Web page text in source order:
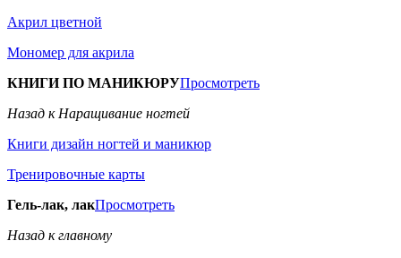
Акрил цветной
Мономер для акрила
КНИГИ ПО МАНИКЮРУПросмотреть
Назад к Наращивание ногтей
Книги дизайн ногтей и маникюр
Тренировочные карты
Гель-лак, лакПросмотреть
Назад к главному